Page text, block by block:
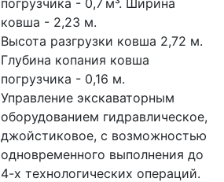
погрузчика - 0,7 м³. Ширина
ковша - 2,23 м.
Высота разгрузки ковша 2,72 м.
Глубина копания ковша
погрузчика - 0,16 м.
Управление экскаваторным
оборудованием гидравлическое,
джойстиковое, с возможностью
одновременного выполнения до
4-х технологических операций.